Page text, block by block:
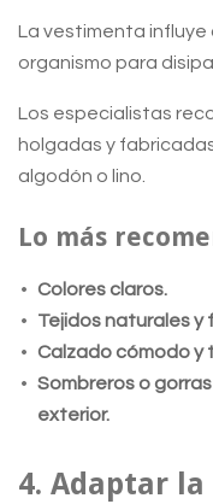
La vestimenta
organismo para
Los especialistas
holgadas y
algodón o lino.
Lo más
Colores claros.
Tejidos naturales y
Calzado cómodo y
Sombreros o
exterior.
4. Adaptar